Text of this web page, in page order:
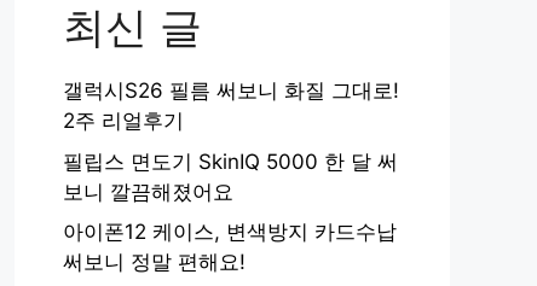
최신 글
갤럭시S26 필름 써보니 화질 그대로!
2주 리얼후기
필립스 면도기 SkinIQ 5000 한 달 써
보니 깔끔해졌어요
아이폰12 케이스, 변색방지 카드수납
써보니 정말 편해요!